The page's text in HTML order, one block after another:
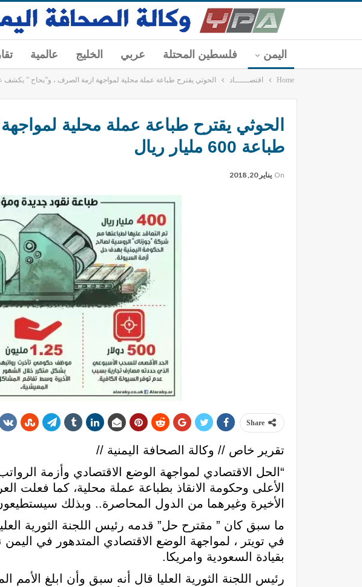
اليمن فلسطين المحتلة عربي الخليج عالمية
Home اقتصــــــاد الحوثي يقترح طباعة عملة محلية لمواجهة ازمة الصرف ، و”بحاح ” يكشف عن طباعة 600
الحوثي يقترح طباعة عملة محلية
طباعة 600 مليار ريال
On يناير 20, 2018
Share
تقرير خاص // وكالة الصحافة اليمنية //
“الحل الاقتصادي لمواجهة الوضع الاقتصادي وأزمة
الأعلى وحكومة الانقاذ بطباعة عملة محلية، كما فعلت
الأخيرة وغيرهما من الدول المحاصرة.. وبذلك
ما سبق كان ” مقترح حل” قدمه رئيس اللجنة الثورية
في تويتر ، لمواجهة الوضع الاقتصادي المتدهور في
بقيادة السعودية وامريكا.
رئيس اللجنة الثورية العليا قال أنه سبق وأن ابلغ